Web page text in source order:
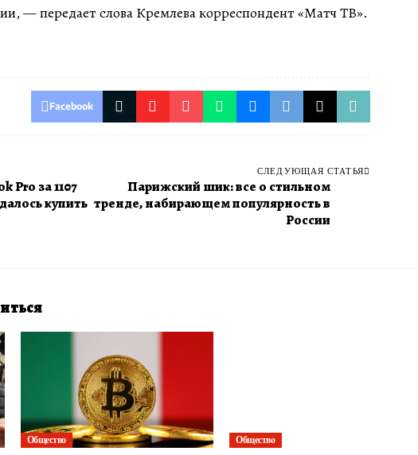
— передает слова Кремлева корреспондент «Матч ТВ».
Facebook
Pro за 1107
купить
СЛЕДУЮЩАЯ СТАТЬЯ
Парижский шик: все о стильном
тренде, набирающем популярность в
России
Общество Общество